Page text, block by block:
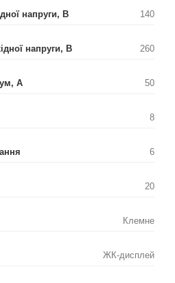
напруги, В 140
напруги, В 260
А 50
8
6
20
Клемне
ЖК-дисплей